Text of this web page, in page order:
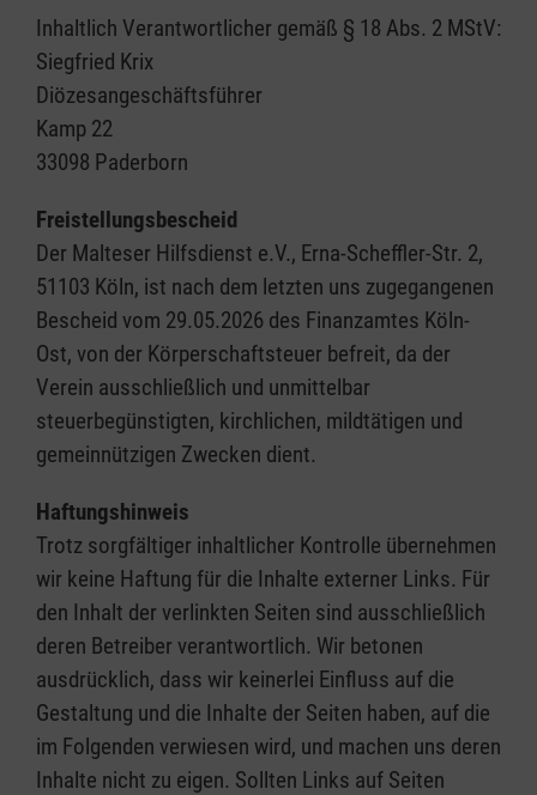
Inhaltlich Verantwortlicher gemäß § 18 Abs. 2 MStV:
Siegfried Krix
Diözesangeschäftsführer
Kamp 22
33098 Paderborn
Freistellungsbescheid
Der Malteser Hilfsdienst e.V., Erna-Scheffler-Str. 2,
51103 Köln, ist nach dem letzten uns zugegangenen
Bescheid vom 29.05.2026 des Finanzamtes Köln-
Ost, von der Körperschaftsteuer befreit, da der
Verein ausschließlich und unmittelbar
steuerbegünstigten, kirchlichen, mildtätigen und
gemeinnützigen Zwecken dient.
Haftungshinweis
Trotz sorgfältiger inhaltlicher Kontrolle übernehmen
wir keine Haftung für die Inhalte externer Links. Für
den Inhalt der verlinkten Seiten sind ausschließlich
deren Betreiber verantwortlich. Wir betonen
ausdrücklich, dass wir keinerlei Einfluss auf die
Gestaltung und die Inhalte der Seiten haben, auf die
im Folgenden verwiesen wird, und machen uns deren
Inhalte nicht zu eigen. Sollten Links auf Seiten